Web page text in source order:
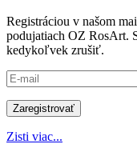
Registráciou v našom
podujatiach OZ RosArt.
kedykoľvek zrušiť.
Zisti viac...